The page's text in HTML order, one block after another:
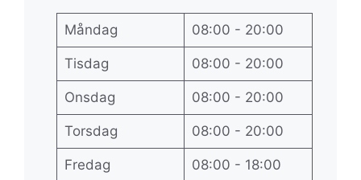
Måndag 08:00 - 20:00
Tisdag 08:00 - 20:00
Onsdag 08:00 - 20:00
Torsdag 08:00 - 20:00
Fredag 08:00 - 18:00